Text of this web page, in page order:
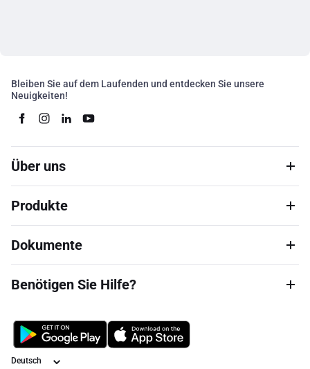
Bleiben Sie auf dem Laufenden und entdecken Sie unsere
Neuigkeiten!
Über uns
Produkte
Dokumente
Benötigen Sie Hilfe?
Sprache